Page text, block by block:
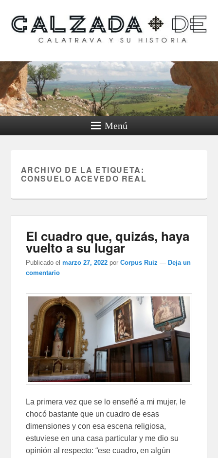
Calzada de Calatrava y
su historia
Menú
ARCHIVO DE LA ETIQUETA:
CONSUELO ACEVEDO REAL
El cuadro que, quizás, haya
vuelto a su lugar
Publicado el marzo 27, 2022 porCorpus Ruiz — Deja un
comentario
La primera vez que se lo enseñé a mi mujer, le
chocó bastante que un cuadro de esas
dimensiones y con esa escena religiosa,
estuviese en una casa particular y me dio su
opinión al respecto: “ese cuadro, en algún